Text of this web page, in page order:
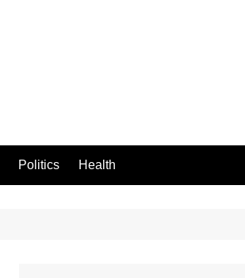
Politics Health